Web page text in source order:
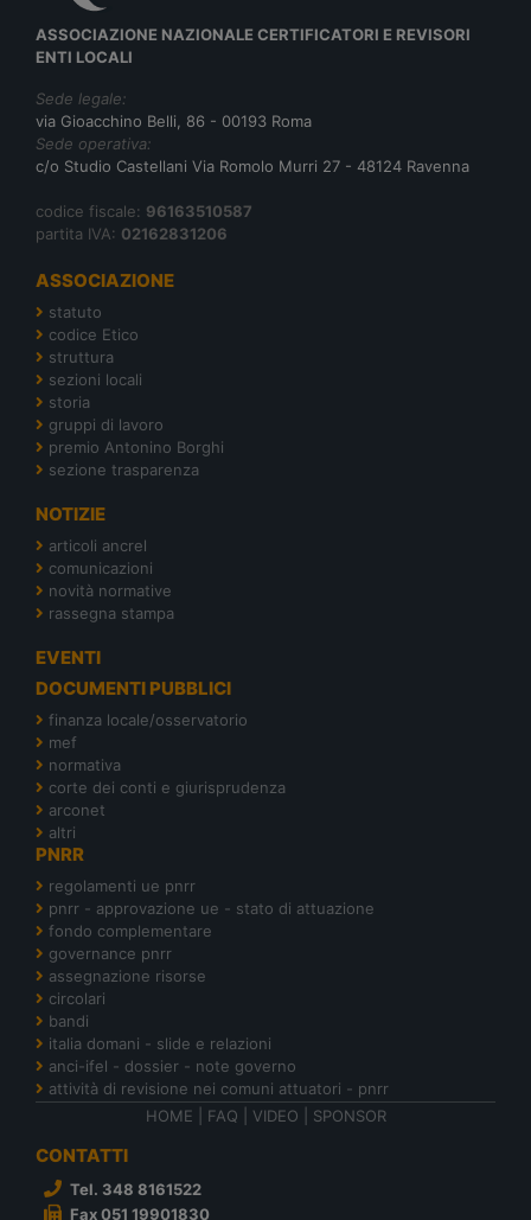
ASSOCIAZIONE NAZIONALE CERTIFICATORI E REVISORI
ENTI LOCALI
Sede legale:
via Gioacchino Belli, 86 - 00193 Roma
Sede operativa:
c/o Studio Castellani Via Romolo Murri 27 - 48124 Ravenna
codice fiscale: 96163510587
partita IVA: 02162831206
ASSOCIAZIONE
statuto
codice Etico
struttura
sezioni locali
storia
gruppi di lavoro
premio Antonino Borghi
sezione trasparenza
NOTIZIE
articoli ancrel
comunicazioni
novità normative
rassegna stampa
EVENTI
DOCUMENTI PUBBLICI
finanza locale/osservatorio
mef
normativa
corte dei conti e giurisprudenza
arconet
altri
PNRR
regolamenti ue pnrr
pnrr - approvazione ue - stato di attuazione
fondo complementare
governance pnrr
assegnazione risorse
circolari
bandi
italia domani - slide e relazioni
anci-ifel - dossier - note governo
attività di revisione nei comuni attuatori - pnrr
HOME
FAQ VIDEO SPONSOR
CONTATTI
Tel. 348 8161522
Fax 051 19901830